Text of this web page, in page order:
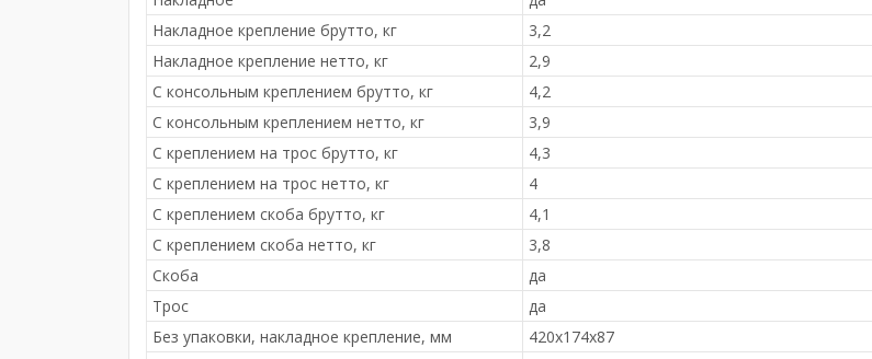
Накладное крепление брутто, кг
3,2
Накладное крепление нетто, кг
2,9
С консольным креплением брутто, кг
4,2
С консольным креплением нетто, кг
3,9
С креплением на трос брутто, кг
4,3
С креплением на трос нетто, кг
4
С креплением скоба брутто, кг
4,1
С креплением скоба нетто, кг
3,8
Скоба
да
Трос
да
Без упаковки, накладное крепление, мм
420х174х87